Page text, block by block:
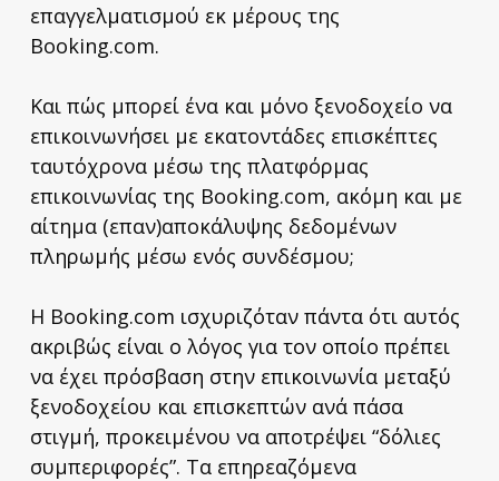
επαγγελματισμού εκ μέρους της
Booking.com.
Και πώς μπορεί ένα και μόνο ξενοδοχείο να
επικοινωνήσει με εκατοντάδες επισκέπτες
ταυτόχρονα μέσω της πλατφόρμας
επικοινωνίας της Booking.com, ακόμη και με
αίτημα (επαν)αποκάλυψης δεδομένων
πληρωμής μέσω ενός συνδέσμου;
Η Booking.com ισχυριζόταν πάντα ότι αυτός
ακριβώς είναι ο λόγος για τον οποίο πρέπει
να έχει πρόσβαση στην επικοινωνία μεταξύ
ξενοδοχείου και επισκεπτών ανά πάσα
στιγμή, προκειμένου να αποτρέψει “δόλιες
συμπεριφορές”. Τα επηρεαζόμενα